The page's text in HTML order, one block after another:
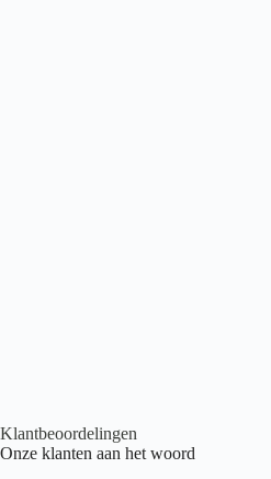
Klantbeoordelingen
Onze klanten aan het woord